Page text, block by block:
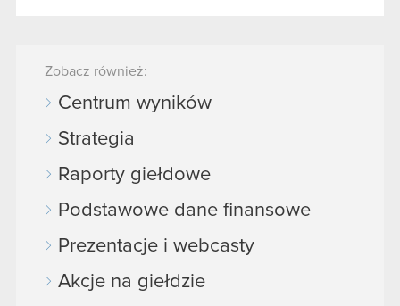
Zobacz również:
Centrum wyników
Strategia
Raporty giełdowe
Podstawowe dane finansowe
Prezentacje i webcasty
Akcje na giełdzie